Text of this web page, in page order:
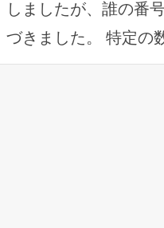
しましたが、誰の番
づきました。 特定の